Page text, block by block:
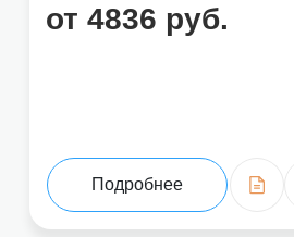
от 4836 руб.
Подробнее